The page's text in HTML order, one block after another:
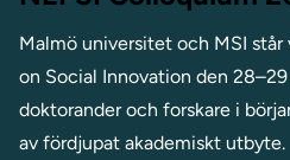
Malmö universitet och MSI står
on Social Innovation den
doktorander och forskare i
av fördjupat akademiskt utbyte.